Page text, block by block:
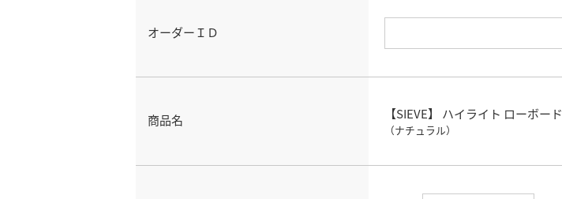
オーダーＩＤ
商品名 【SIEVE】 ハイライト ローボード
（ナチュラル）